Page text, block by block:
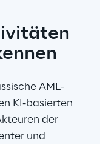
AML-
KI-basierten
der
und